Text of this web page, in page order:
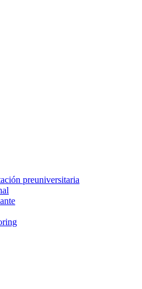
preuniversitaria